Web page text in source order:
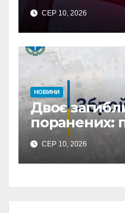
літня жінка:
затримано
СЕР 10, 2026
НОВИНИ
Двоє
поранених:
Сумщини
наслідки
ворожих
СЕР 10, 2026